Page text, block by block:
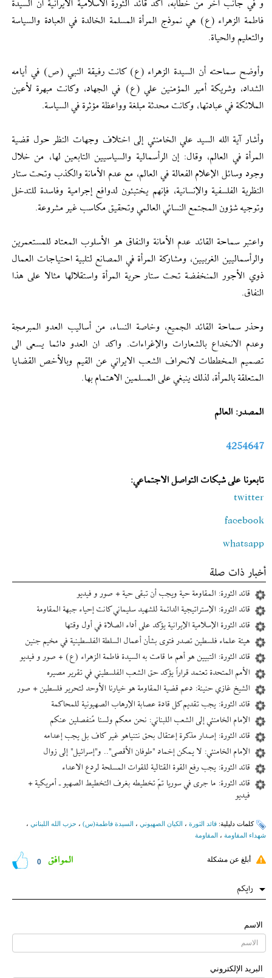
و في جانب آخر من خطابه، أكد قائد الثورة الاسلامية الايرانية أن السيدة
فاطمة الزهراء (ع) هي نموذج المرأة المسلمة الخالدة في العبادة والسياسة
والتعليم والحياة.
وأوضح سماحته أن السيدة الزهراء (ع) كانت رفيقة النبي (ص) في أيامه
الشداد، وشريكة أمير المؤمنين علي (ع) في الجهاد، وكانت مبهرة لأعين
الملائكة في عبادتها، وكانت محدثة مبلغة وواعظة مؤثرة في السياسة.
وأشار آية الله السيد علي الخامنئي إلى اختلاف وجهات النظر حول قضية
المرأة في العالم، وقال: إن الرأسمالية والسياسيين التابعين لها، من خلال
وجود وسائل الإعلام الفعالة في العالم، مع عدم الأمانة والكذب وتحت ستار
النظرية الفلسفية والإنسانية، فإنهم يختبئون لدوافع إجرامية وفاسدة للتدخل
وتوجيه شؤون المجتمع النسائي العالمي وتحقيق مكاسب غير مشروعة.
واعتبر سماحة القائد عدم الأمانة والنفاق هو الأسلوب المعتاد للمستعمرين
والرأسماليين الغربيين، ومشاركة المرأة في المصانع لتلبية احتياجات العمال
ذوي الأجور المنخفضة تحت ستار حرية المرأة واستقلالها مثالا على هذا
النفاق.
وحذر سماحة القائد الجميع، وخاصة النساء، من أساليب العدو المبرمجة
وعدم الانخداع بالشعارات والإغراءات. واكد ان العدو دائما يسعى الى
تصميم المخططات لانحراف الشعب الايراني عن القيم وبالأخص القضايا
المتعلقة بالمرأة، لذلك ينبغي على المسلمين الاهتمام بها.
المصدر: العالم
4254647
تابعونا على شبكات التواصل الاجتماعي:
twitter
facebook
whatsapp
أخبار ذات صلة
قائد الثورة: المقاومة حية ويجب أن تبقى حية + صور و فيديو
قائد الثورة: الإستراتيجية الدائمة للشهيد سليماني كانت إحياء جبهة المقاومة
قائد الثورة الإسلامیة الإیرانیة يؤكد على أداء الصلاة في أول وقتها
هيئة علماء فلسطين تصدر فتوى بشأن أعمال السلطة الفلسطينية في مخيم جنين
قائد الثورة: التبيين هو أهم ما قامت به السيدة فاطمة الزهراء (ع) + صور و فيديو
الأمم المتحدة تعتمد قراراً يؤكد حق الشعب الفلسطيني في تقرير مصيره
الشيخ غازي حنينة: دعم قضية المقاومة هو خيارنا الأوحد لتحرير فلسطين + صور
قائد الثورة: يجب تقديم كل قادة عصابة الإرهاب الصهيونية للمحاكمة
الإمام الخامنئي إلى الشعب اللبناني: نحن معكم ولسنا مُنفصلين عنكم
قائد الثورة: إصدار مذكرة إعتقال بحق نتنياهو غير كاف بل يجب إعدامه
الإمام الخامنئي: لا يمكن إخماد "طوفان الأقصى".. و"إسرائيل" إلى زوال
قائد الثورة: يجب رفع القوة القتالية للقوات المسلحة لردع الاعداء
قائد الثورة: ما جرى في سوريا تمّ تخطيطه بغرف التخطيط الصهيو ـ أمريكية +
فيديو
کلمات دلیلیة: قائد الثورة ، الكيان الصهيوني ، السيدة فاطمة(س) ، حزب الله اللبناني ،
شهداء المقاومة ، المقاومة
أبلغ عن مشكلة 0 الموافق
رایکم
الاسم
البرید الإلکتروني